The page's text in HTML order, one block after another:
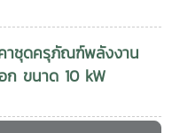
คาชุดครุภัณฑ์พลังงาน
ก ขนาด 10 kW